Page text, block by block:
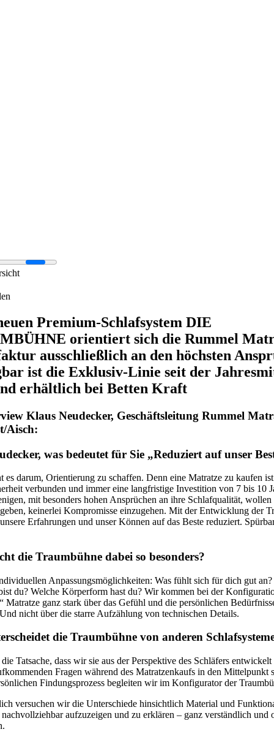
Premium-Schlafsystem DIE
orientiert sich die Rummel
ausschließlich an den höchsten
ist die Exklusiv-Linie seit der
erhältlich bei Betten Kraft
Klaus Neudecker, Geschäftsleitung Rummel
Aisch:
was bedeutet für Sie „Reduziert auf unser
es darum, Orientierung zu schaffen. Denn eine Matratze zu kaufen
verbunden und immer eine langfristige Investition von 7 bis 10
mit besonders hohen Ansprüchen an ihre Schlafqualität,
keinerlei Kompromisse einzugehen. Mit der Entwicklung der
Erfahrungen und unser Können auf das Beste reduziert.
die Traumbühne dabei so besonders?
Anpassungsmöglichkeiten: Was fühlt sich für dich gut
du? Welche Körperform hast du? Wir kommen bei der
Matratze ganz stark über das Gefühl und die persönlichen
nicht über die starre Aufzählung von technischen Details.
die Traumbühne von anderen
Tatsache, dass wir sie aus der Perspektive des Schläfers entwickelt
Fragen während des Matratzenkaufs in den Mittelpunkt
Findungsprozess begleiten wir im Konfigurator der
versuchen wir die Unterschiede hinsichtlich Material und
aufzuzeigen und zu erklären – ganz verständlich und